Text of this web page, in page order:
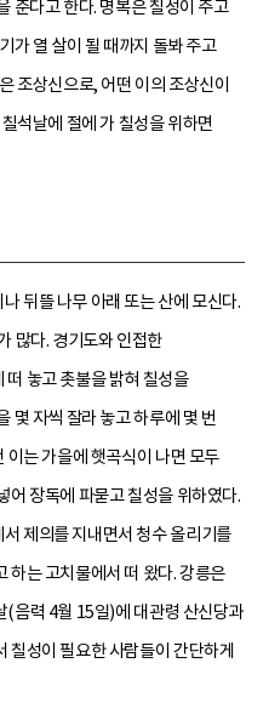
준다고 한다. 명복은 칠성이 주고
가 열 살이 될 때까지 돌봐 주고
조상신으로, 어떤 이의 조상신이
석날에 절에 가 칠성을 위하면
뒤뜰 나무 아래 또는 산에 모신다.
많다. 경기도와 인접한
놓고 촛불을 밝혀 칠성을
몇 자씩 잘라 놓고 하루에 몇 번
는 가을에 햇곡식이 나면 모두
어 장독에 파묻고 칠성을 위하였다.
제의를 지내면서 청수 올리기를
하는 고치물에서 떠 왔다. 강릉은
(음력 4월 15일)에 대관령 산신당과
칠성이 필요한 사람들이 간단하게